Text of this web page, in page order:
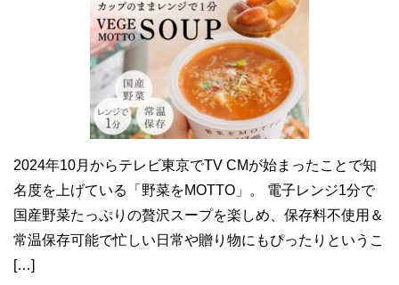
2024年10月からテレビ東京でTV CMが始まったことで知
名度を上げている「野菜をMOTTO」。 電子レンジ1分で
国産野菜たっぷりの贅沢スープを楽しめ、保存料不使用＆
常温保存可能で忙しい日常や贈り物にもぴったりというこ
[…]